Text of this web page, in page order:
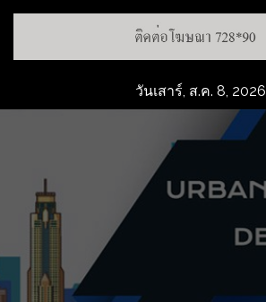
Skip
วันเสาร์, ส.ค. 8, 2026